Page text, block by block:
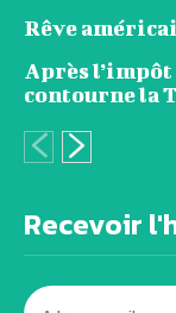
Rêve
Après
contourne la
Recevoir